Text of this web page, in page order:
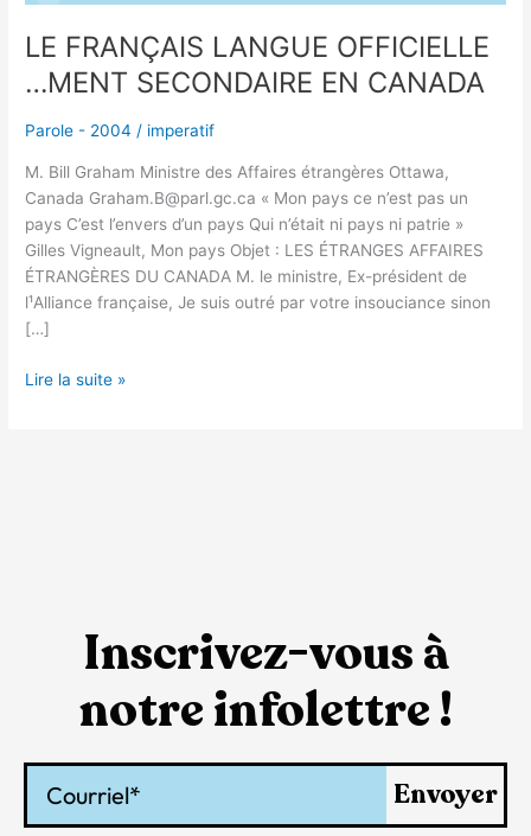
LE FRANÇAIS LANGUE OFFICIELLE
…MENT SECONDAIRE EN CANADA
Parole - 2004 / imperatif
M. Bill Graham Ministre des Affaires étrangères Ottawa,
Canada Graham.B@parl.gc.ca « Mon pays ce n’est pas un
pays C’est l’envers d’un pays Qui n’était ni pays ni patrie »
Gilles Vigneault, Mon pays Objet : LES ÉTRANGES AFFAIRES
ÉTRANGÈRES DU CANADA M. le ministre, Ex-président de
l¹Alliance française, Je suis outré par votre insouciance sinon
[…]
Lire la suite »
Inscrivez-vous à
notre infolettre !
Envoyer